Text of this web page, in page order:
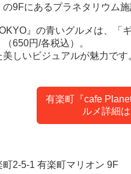
の9Fにあるプラネタリウム
』の青いグルメは、「
650円/各税込）。
しいビジュアルが魅力です
有楽町『cafe
ルメ詳細
2-5-1 有楽町マリオン 9F